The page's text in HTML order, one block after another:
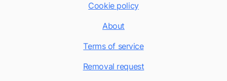
Cookie policy
About
Terms of service
Removal request